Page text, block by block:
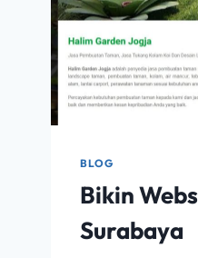
BLOG
Bikin
Surabaya